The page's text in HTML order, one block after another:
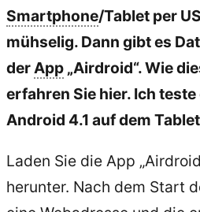
Smartphone/Tablet per
mühselig. Dann gibt es
der App „Airdroid“. Wie
erfahren Sie hier. Ich
Android 4.1 auf dem
Laden Sie die App
herunter. Nach dem Start